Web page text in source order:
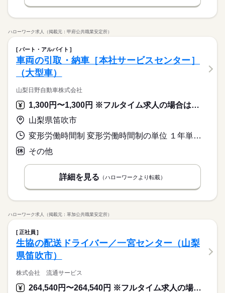
ハローワーク求人（掲載元：甲府公共職業安定所）
パート・アルバイト
車両の引取・納車［本社サービスセンター］
（大型車）
山梨日野自動車株式会社
1,300円〜1,300円 ※フルタイム求人の場合は月額（換算額）、パート求人の場合は時間額を表示しています。
山梨県笛吹市
変形労働時間制 変形労働時間制の単位 １年単位 就業時間１ 9時00分〜17時00分 就業時間に関する特記事項 応相談
その他
詳細を見る （ハローワークより転載）
ハローワーク求人（掲載元：草加公共職業安定所）
正社員
生協の配送ドライバー／一宮センター（山梨
県笛吹市）
株式会社 流通サービス
264,540円〜264,540円 ※フルタイム求人の場合は月額（換算額）、パート求人の場合は時間額を表示しています。